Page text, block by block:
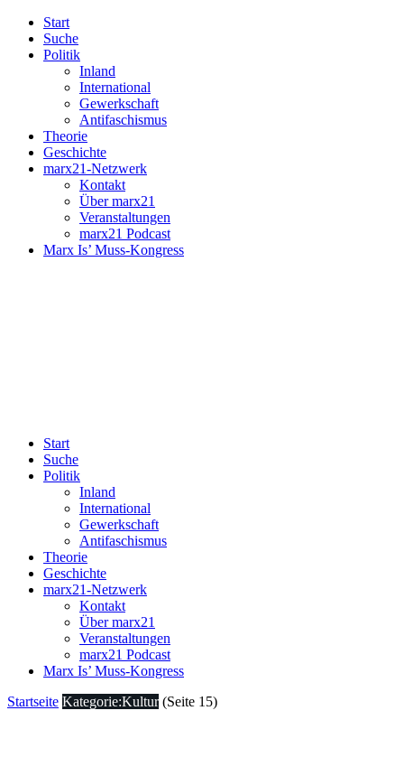
Start
Suche
Politik
Inland
International
Gewerkschaft
Antifaschismus
Theorie
Geschichte
marx21-Netzwerk
Kontakt
Über marx21
Veranstaltungen
marx21 Podcast
Marx Is’ Muss-Kongress
Start
Suche
Politik
Inland
International
Gewerkschaft
Antifaschismus
Theorie
Geschichte
marx21-Netzwerk
Kontakt
Über marx21
Veranstaltungen
marx21 Podcast
Marx Is’ Muss-Kongress
Startseite Kategorie:Kultur (Seite 15)